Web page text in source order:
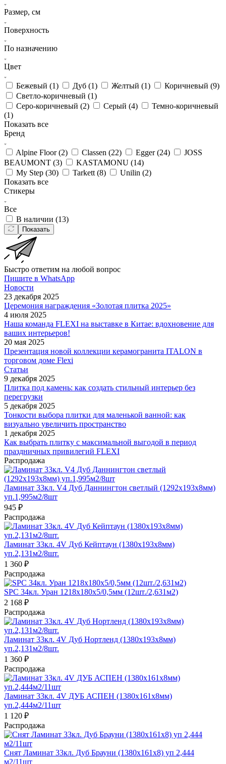
Размер, см
Поверхность
По назначению
Цвет
Бежевый (1) Дуб (1) Желтый (1) Коричневый (9)
Светло-коричневый (1)
Серо-коричневый (2) Серый (4)
Темно-коричневый
(1)
Показать все
Бренд
Alpine Floor (2) Classen (22) Egger (24)
JOSS
BEAUMONT (3) KASTAMONU (14)
My Step (30) Tarkett (8) Unilin (2)
Показать все
Стикеры
Все
В наличии (13)
Показать
Быстро ответим на любой вопрос
Пишите в WhatsApp
Новости
23 декабря 2025
Церемония награждения «Золотая плитка 2025»
4 июля 2025
Наша команда FLEXI на выставке в Китае: вдохновение для
ваших интерьеров!
20 мая 2025
Презентация новой коллекции керамогранита ITALON в
торговом доме Flexi
Статьи
9 декабря 2025
Плитка под камень: как создать стильный интерьер без
перегрузки
5 декабря 2025
Тонкости выбора плитки для маленькой ванной: как
визуально увеличить пространство
1 декабря 2025
Как выбрать плитку с максимальной выгодой в период
праздничных привилегий FLEXI
Распродажа
Ламинат 33кл. V4 Дуб Даннингтон светлый (1292х193х8мм)
уп.1,995м2/8шт
945 ₽
Распродажа
Ламинат 33кл. 4V Дуб Кейптаун (1380х193х8мм)
уп.2,131м2/8шт.
1 360 ₽
Распродажа
SPC 34кл. Уран 1218x180х5/0,5мм (12шт./2,631м2)
2 168 ₽
Распродажа
Ламинат 33кл. 4V Дуб Нортленд (1380х193х8мм)
уп.2,131м2/8шт.
1 360 ₽
Распродажа
Ламинат 33кл. 4V ДУБ АСПЕН (1380х161х8мм)
уп.2,444м2/11шт
1 120 ₽
Распродажа
Снят Ламинат 33кл. Дуб Брауни (1380х161х8) уп 2,444
м2/11шт